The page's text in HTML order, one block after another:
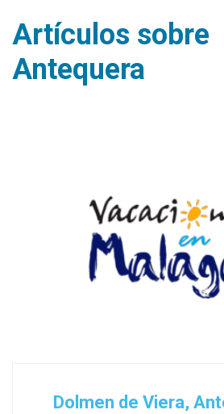
Artículos sobre
Antequera
Dolmen de Viera,